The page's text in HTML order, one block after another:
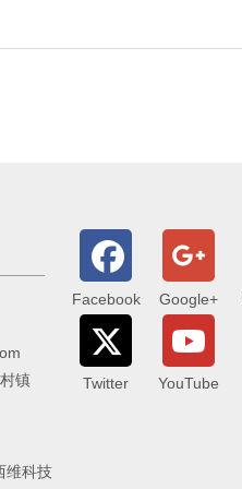
村镇
Facebook Google+
Twitter YouTube
维科技